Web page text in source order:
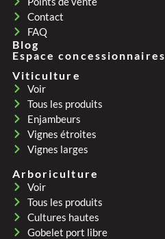
Contact
FAQ
Blog
Espace concessionnaires
Viticulture
Voir
Tous les produits
Enjambeurs
Vignes étroites
Vignes larges
Arboriculture
Voir
Tous les produits
Cultures hautes
Gobelet port libre